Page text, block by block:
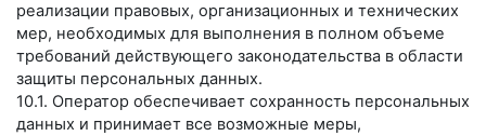
реализации правовых, организационных и технических
мер, необходимых для выполнения в полном объеме
требований действующего законодательства в области
защиты персональных данных.
10.1. Оператор обеспечивает сохранность персональных
данных и принимает все возможные меры,